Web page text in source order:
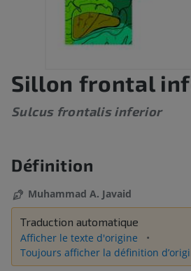
Sillon frontal
Sulcus frontalis inferior
Définition
Muhammad A. Javaid
Traduction automatique
Afficher le texte d'origine
Toujours afficher la définition